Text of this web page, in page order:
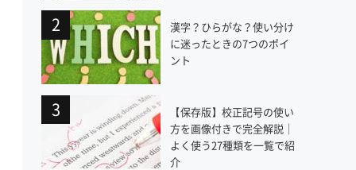
漢字？ひらがな？使い分け
に迷ったときの7つのポイ
ント
【保存版】校正記号の使い
方を画像付きで完全解説｜
よく使う27種類を一覧で紹
介